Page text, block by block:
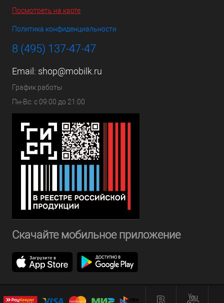
Посмотреть на карте
Политика конфиденциальности
8 (495) 137-47-47
Email: shop@mobilk.ru
График работы
Пн-Вс: с 09:00 до 21:00
Скачайте мобильное приложение